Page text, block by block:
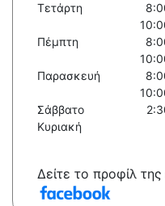
Τετάρτη
Πέμπτη
Παρασκευή
Σάββατο
Κυριακή
Δείτε το προφίλ της